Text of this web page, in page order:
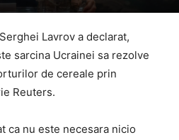
Lavrov a declarat,
sarcina Ucrainei sa rezolve
de cereale prin
Reuters.
ca nu este necesara nicio